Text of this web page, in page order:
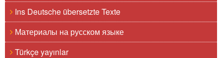
Ins Deutsche übersetzte Texte
Материалы на русском языке
Türkçe yayınlar